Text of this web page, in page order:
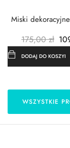
Miski
175,00 zł
DODAJ DO KOSZYKA
WSZYSTKIE